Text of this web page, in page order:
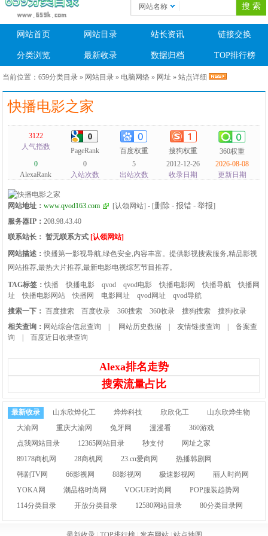
网站名称
网站首页 网站目录 站长资讯 链接交换
分类浏览 最新收录 数据归档 TOP排行榜
当前位置：659分类目录 » 网站目录 » 电脑网络 » 网址 » 站点详细
快播电影之家
3122
人气指数
PageRank 百度权重 搜狗权重
360权重
0
AlexaRank
0
入站次数
5
出站次数
2012-12-26
收录日期
2026-08-08
更新日期
网站地址：www.qvod163.com [认领网站] - [删除 - 报错 - 举报]
服务器IP：208.98.43.40
联系站长： 暂无联系方式 [认领网站]
网站描述：快播第一影视导航,绿色安全,内容丰富。提供影视搜索服务,精品影视
网站推荐,最热大片推荐,最新电影电视综艺节目推荐。
TAG标签：快播 快播电影 qvod qvod电影 快播电影网 快播导航
快播网
址
快播电影网站 快播网 电影网址 qvod网址
qvod导航
搜索一下： 百度搜索 百度收录 360搜索 360收录 搜狗搜索
搜狗收录
相关查询： 网站综合信息查询 网站历史数据 |友情链接查询 |备案查
询
|百度近日收录查询
Alexa排名走势
搜索流量占比
最新收录 山东欣烨化工 烨烨科技 欣欣化工
山东欣烨生物
大渝网
重庆大渝网 兔牙网 漫漫看
360游戏
点我网站目录
12365网站目录 秒支付
网址之家
89178商机网
28商机网 23.cn爱商网
热播韩剧网
韩剧TV网
66影视网 88影视网 极速影视网
丽人时尚网
YOKA网
潮品格时尚网 VOGUE时尚网
POP服装趋势网
114分类目录
开放分类目录 12580网站目录 80分类目录网